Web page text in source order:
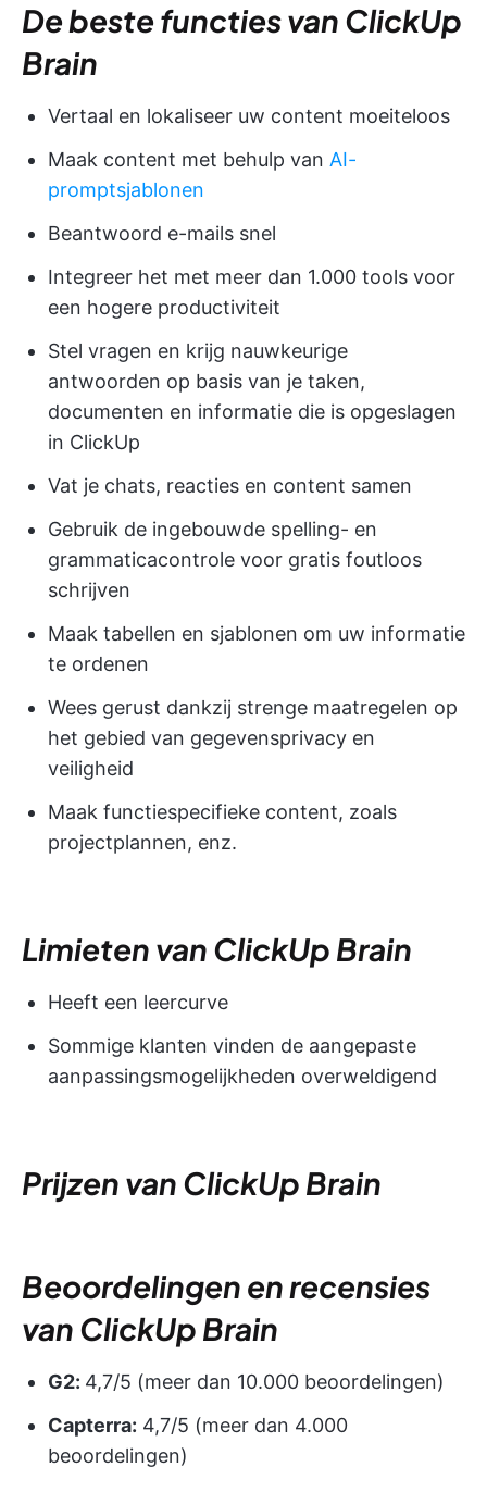
De beste functies van ClickUp
Brain
Vertaal en lokaliseer uw content moeiteloos
Maak content met behulp van AI-
promptsjablonen
Beantwoord e-mails snel
Integreer het met meer dan 1.000 tools voor
een hogere productiviteit
Stel vragen en krijg nauwkeurige
antwoorden op basis van je taken,
documenten en informatie die is opgeslagen
in ClickUp
Vat je chats, reacties en content samen
Gebruik de ingebouwde spelling- en
grammaticacontrole voor gratis foutloos
schrijven
Maak tabellen en sjablonen om uw informatie
te ordenen
Wees gerust dankzij strenge maatregelen op
het gebied van gegevensprivacy en
veiligheid
Maak functiespecifieke content, zoals
projectplannen, enz.
Limieten van ClickUp Brain
Heeft een leercurve
Sommige klanten vinden de aangepaste
aanpassingsmogelijkheden overweldigend
Prijzen van ClickUp Brain
Beoordelingen en recensies
van ClickUp Brain
G2: 4,7/5 (meer dan 10.000 beoordelingen)
Capterra: 4,7/5 (meer dan 4.000
beoordelingen)